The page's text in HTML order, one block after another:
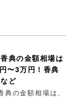
典の金額相場は
〜3万円！香典
ど
の金額相場は、